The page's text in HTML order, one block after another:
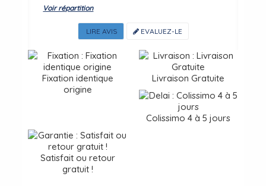
Voir répartition
LIRE AVIS EVALUEZ-LE
Fixation identique
origine
Livraison Gratuite
Colissimo 4 à 5 jours
Satisfait ou retour
gratuit !